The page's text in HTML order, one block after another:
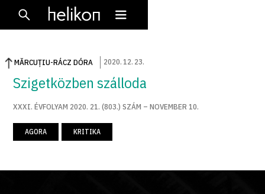
MĂRCUȚIU-RÁCZ DÓRA 2020. 12. 23.
Szigetközben szálloda
XXXI. ÉVFOLYAM 2020. 21. (803.) SZÁM – NOVEMBER 10.
AGORA KRITIKA